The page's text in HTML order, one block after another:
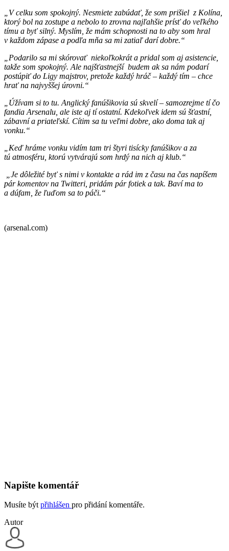
„V celku som spokojný. Nesmiete zabúdať, že som prišiel z Kolína,
ktorý bol na zostupe a nebolo to zrovna najľahšie prísť do veľkého
tímu a byť silný. Myslím, že mám schopnosti na to aby som hral
v každom zápase a podľa mňa sa mi zatiaľ darí dobre.“
„Podarilo sa mi skórovať niekoľkokrát a pridal som aj asistencie,
takže som spokojný. Ale najšťastnejší budem ak sa nám podarí
postúpiť do Ligy majstrov, pretože každý hráč – každý tím – chce
hrať na najvyššej úrovni.“
„Úžívam si to tu. Anglický fanúšikovia sú skvelí – samozrejme tí čo
fandia Arsenalu, ale iste aj tí ostatní. Kdekoľvek idem sú šťastní,
zábavní a priateľskí. Cítim sa tu veľmi dobre, ako doma tak aj
vonku.“
„Keď hráme vonku vidím tam tri štyri tisícky fanúšikov a za
tú atmosféru, ktorú vytvárajú som hrdý na nich aj klub.“
„Je dôležité byť s nimi v kontakte a rád im z času na čas napíšem
pár komentov na Twitteri, pridám pár fotiek a tak. Baví ma to
a dúfam, že ľuďom sa to páči.“
(arsenal.com)
Napište komentář
Musíte být přihlášen pro přidání komentáře.
Autor